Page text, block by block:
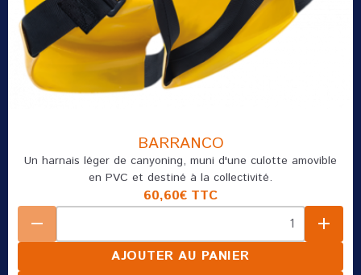
BARRANCO
Un harnais léger de canyoning, muni d'une culotte amovible
en PVC et destiné à la collectivité.
60,60€ TTC
AJOUTER AU PANIER